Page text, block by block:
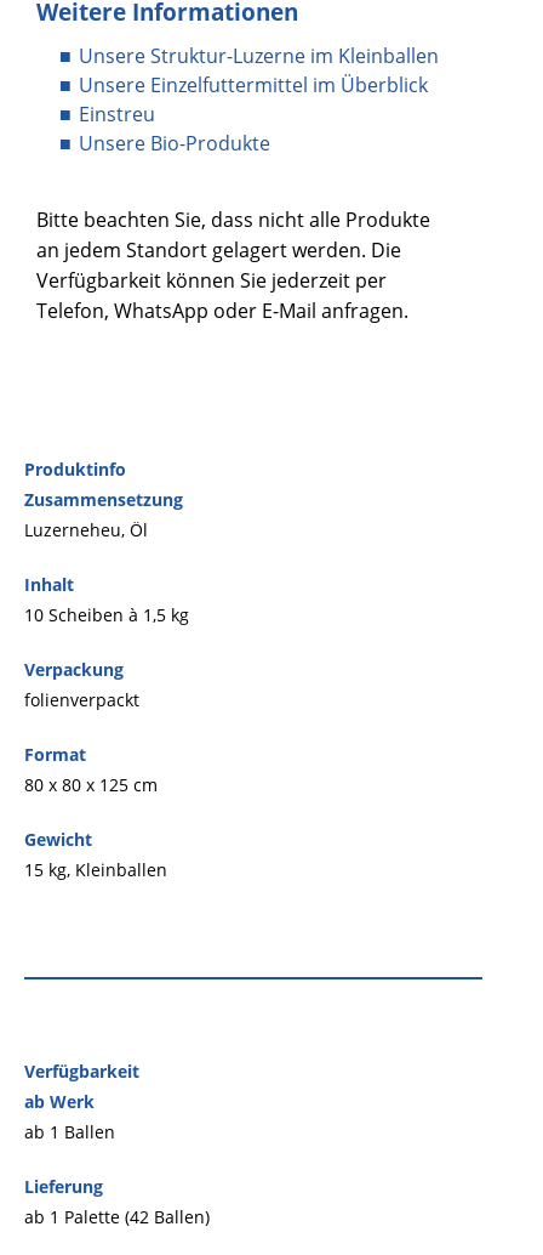
Weitere Informationen
Unsere Struktur-Luzerne im Kleinballen
Unsere Einzelfuttermittel im Überblick
Einstreu
Unsere Bio-Produkte
Bitte beachten Sie, dass nicht alle Produkte
an jedem Standort gelagert werden. Die
Verfügbarkeit können Sie jederzeit per
Telefon, WhatsApp oder E-Mail anfragen.
Produktinfo
Zusammensetzung
Luzerneheu, Öl
Inhalt
10 Scheiben à 1,5 kg
Verpackung
folienverpackt
Format
80 x 80 x 125 cm
Gewicht
15 kg, Kleinballen
Verfügbarkeit
ab Werk
ab 1 Ballen
Lieferung
ab 1 Palette (42 Ballen)